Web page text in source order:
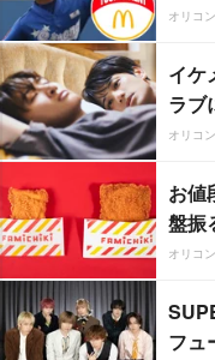
オリコ
イケ
ラブ
オリコ
お値
盤振
オリコ
フュ